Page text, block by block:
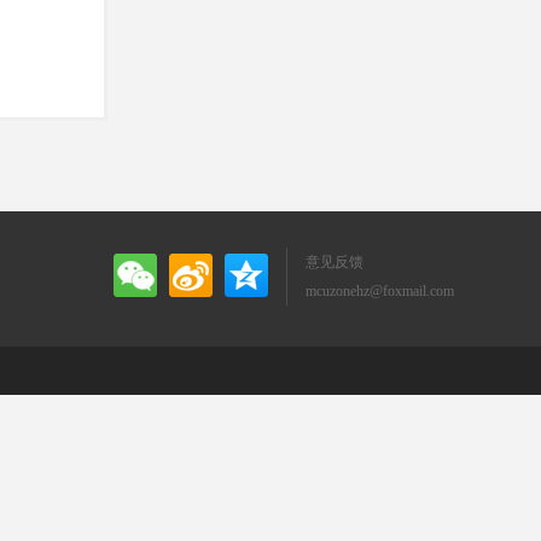
意见反馈
mcuzonehz@foxmail.com